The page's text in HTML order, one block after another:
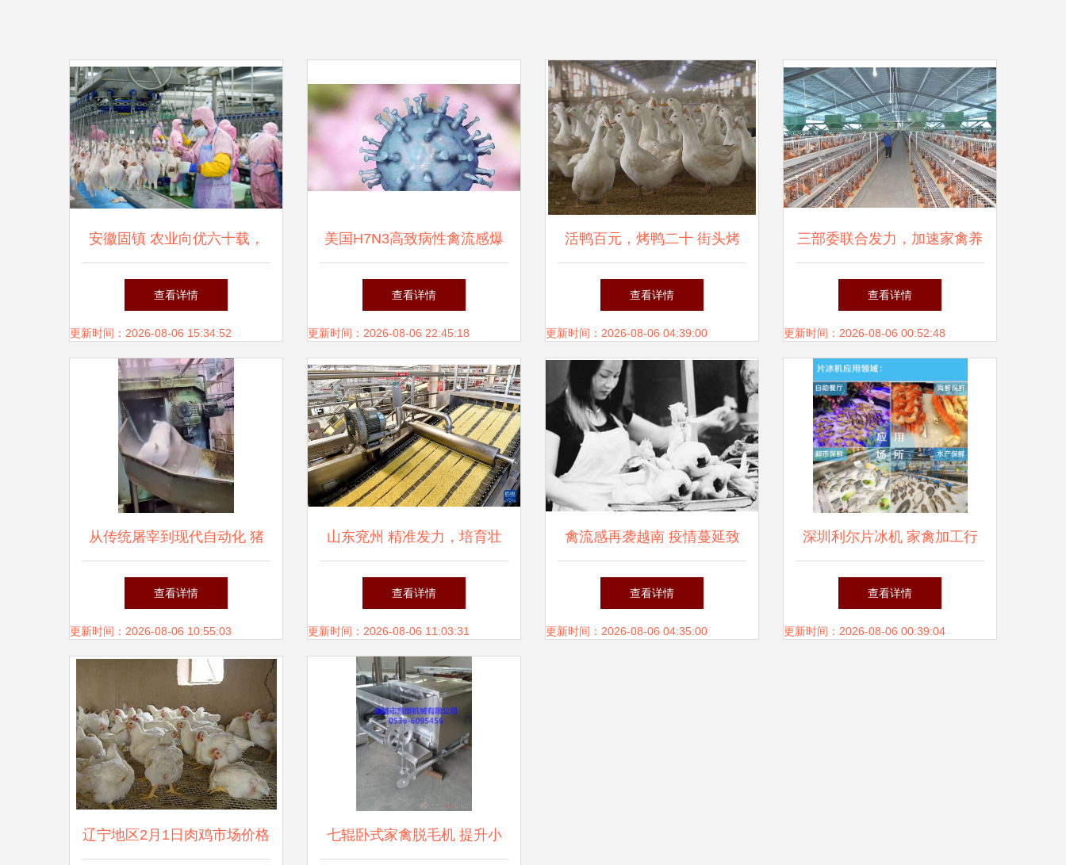
安徽固镇 农业向优六十载，
家禽加工助振兴
查看详情
更新时间：2026-08-06 15:34:52
美国H7N3高致病性禽流感爆
发 对家禽加工业与人类健康
的双重挑战
查看详情
更新时间：2026-08-06 22:45:18
活鸭百元，烤鸭二十 街头烤
鸭的价格密码与行业真相
查看详情
更新时间：2026-08-06 04:39:00
三部委联合发力，加速家禽养
殖业复工复产保障市场供应
查看详情
更新时间：2026-08-06 00:52:48
从传统屠宰到现代自动化 猪
禽加工机械的革新之路
查看详情
更新时间：2026-08-06 10:55:03
山东兖州 精准发力，培育壮
大食品加工产业，打造家禽加
工新高地
查看详情
更新时间：2026-08-06 11:03:31
禽流感再袭越南 疫情蔓延致
近两千家禽死亡，家禽加工业
面临严峻挑战
查看详情
更新时间：2026-08-06 04:35:00
深圳利尔片冰机 家禽加工行
业的理想冷却解决方案
查看详情
更新时间：2026-08-06 00:39:04
辽宁地区2月1日肉鸡市场价格 七辊卧式家禽脱毛机 提升小